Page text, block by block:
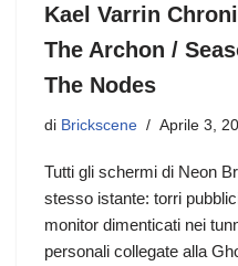
Kael Varrin
The Archon /
The Nodes
di Brickscene Aprile 3,
Tutti gli schermi di Neon
stesso istante: torri
monitor dimenticati nei
personali collegate alla